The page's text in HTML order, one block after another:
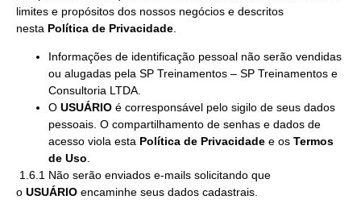
limites e propósitos dos nossos negócios e descritos
nesta Política de Privacidade
Informações de identificação pessoal não serão vendidas
ou alugadas pela SP Treinamentos – SP Treinamentos e
Consultoria LTDA.
O USUÁRIO é corresponsável pelo sigilo de seus dados
pessoais. O compartilhamento de senhas e dados de
acesso viola esta Política de Privacidade e os Termos
de Uso
1.6.1 Não serão enviados e-mails solicitando que
o USUÁRIO encaminhe seus dados cadastrais.